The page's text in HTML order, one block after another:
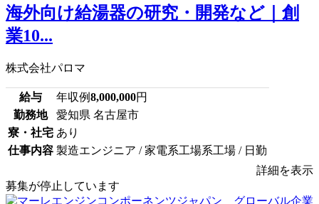
海外向け給湯器の研究・開発など｜創
業10...
株式会社パロマ
給与 年収例8,000,000円
勤務地
愛知県 名古屋市
寮・社宅 あり
仕事内容 製造エンジニア / 家電系工場系工場 / 日勤
詳細を表示
募集が停止しています